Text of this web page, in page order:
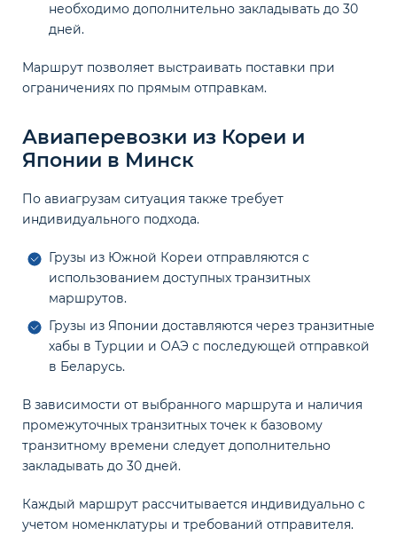
необходимо дополнительно закладывать до 30
дней.
Маршрут позволяет выстраивать поставки при
ограничениях по прямым отправкам.
Авиаперевозки из Кореи и
Японии в Минск
По авиагрузам ситуация также требует
индивидуального подхода.
Грузы из Южной Кореи отправляются с
использованием доступных транзитных
маршрутов.
Грузы из Японии доставляются через транзитные
хабы в Турции и ОАЭ с последующей отправкой
в Беларусь.
В зависимости от выбранного маршрута и наличия
промежуточных транзитных точек к базовому
транзитному времени следует дополнительно
закладывать до 30 дней.
Каждый маршрут рассчитывается индивидуально с
учетом номенклатуры и требований отправителя.